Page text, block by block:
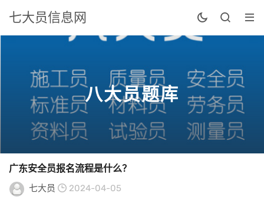
七大员信息网
八大员题库
广东安全员报名流程是什么？
七大员 2024-04-05